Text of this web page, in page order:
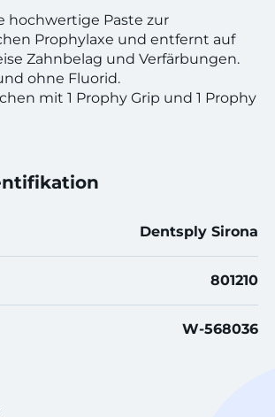
hochwertige Paste zur
Prophylaxe und entfernt auf
Zahnbelag und Verfärbungen.
ohne Fluorid.
mit 1 Prophy Grip und 1 Prophy
Dentsply Sirona
801210
W-568036